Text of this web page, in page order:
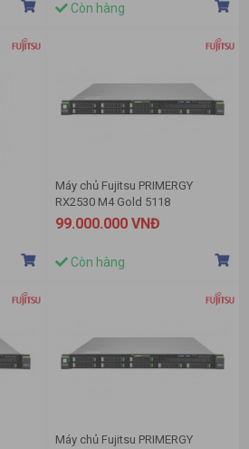
Còn hàng
Máy chủ Fujitsu PRIMERGY
RX2530 M4 Gold 5118
99.000.000 VNĐ
Còn hàng
Máy chủ Fujitsu PRIMERGY